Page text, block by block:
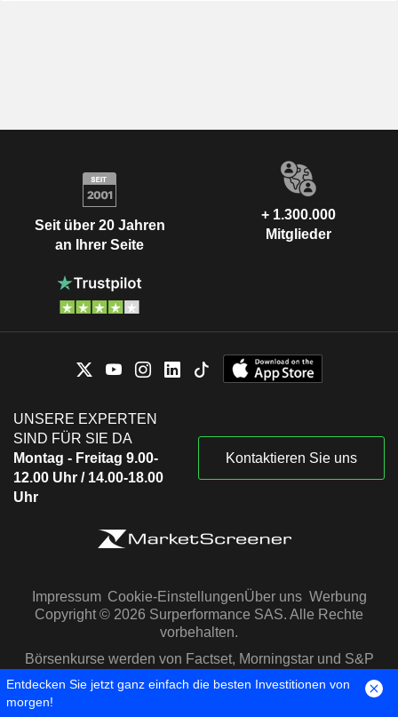
Seit über 20 Jahren
an Ihrer Seite
+ 1.300.000
Mitglieder
UNSERE EXPERTEN
SIND FÜR SIE DA
Montag - Freitag 9.00-
12.00 Uhr / 14.00-18.00
Uhr
Kontaktieren Sie uns
Impressum Cookie-EinstellungenÜber uns Werbung
Copyright © 2026 Surperformance SAS. Alle Rechte
vorbehalten.
Börsenkurse werden von Factset, Morningstar und S&P
Capital IQ zur Verfügung gestellt
Entdecken Sie jetzt ganz einfach die besten Investitionen von
morgen!